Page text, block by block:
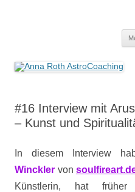
#16 Interview mit
– Kunst und
In diesem Interview
Winckler von
Künstlerin, hat früher